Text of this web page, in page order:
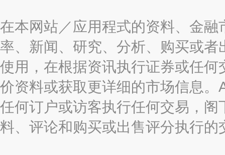
在本网站／应用程式的资料、金
率、新闻、研究、分析、购买或
使用，在根据资讯执行证券或任
价资料或获取更详细的市场信息
任何订户或访客执行任何交易，
料、评论和购买或出售评分执行的